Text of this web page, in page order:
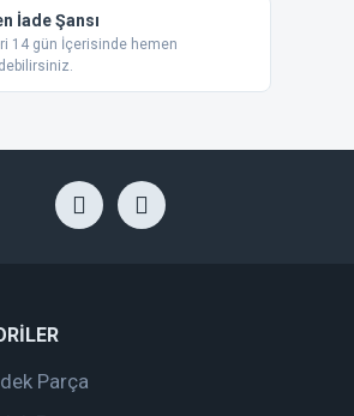
İade Şansı
14 gün İçerisinde hemen
Parça